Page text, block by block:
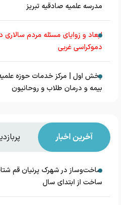
مدرسه علمیه صادقیه تبریز
ابعاد و زوایای مسئله مردم
دموکراسی غربی
بخش اول | مرکز خدمات حوزه
بیمه و درمان طلاب و روحانیون
آخرین اخبار
ساخت‌وساز در شهرک پرنیان قم
ساخت از ابتدای سال